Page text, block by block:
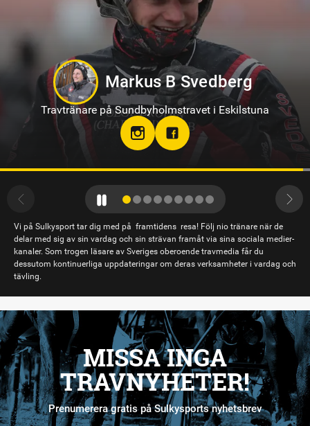
Oskar Kylin Blom
Travtränare på Gävletravet
Vi på Sulkysport tar dig med på framtidens resa! Följ nio tränare när de
delar med sig av sin vardag och sin strävan framåt via sina sociala medier-
kanaler. Som trogen läsare av Sveriges oberoende travmedia får du
dessutom kontinuerliga uppdateringar om deras verksamheter i vardag och
tävling.
MISSA INGA
TRAVNYHETER!
Prenumerera gratis på Sulkysports nyhetsbrev